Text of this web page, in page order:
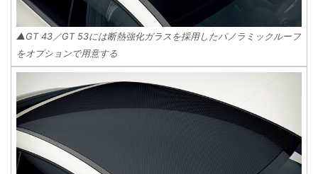
▲GT 43／GT 53には断熱強化ガラスを採用したパノラミックルーフ
をオプションで用意する